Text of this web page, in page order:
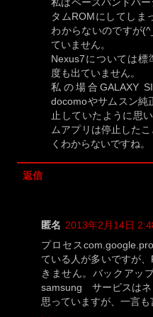
タムROMにしてしま
わからないのですが
ていません。
Nexus7については標
度も出ていません。
私の場合GALAXY
docomoやサムスン純
止していたように思
ムアプリは停止した
くわからないですね。
返信
匿名 2013年2月14日
プロセス
ている人が多いですが
きません。バックアッ
samsung サービスはネ
思っていますが、一言も